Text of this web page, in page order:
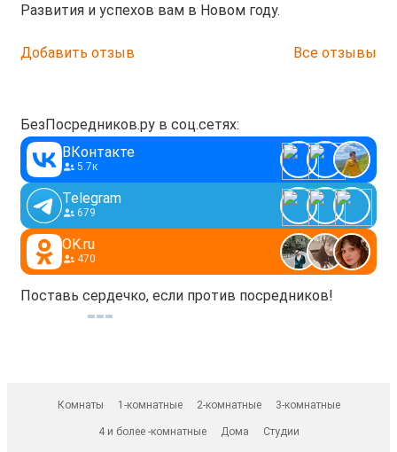
Развития и успехов вам в Новом году.
Добавить отзыв Все отзывы
БезПосредников.ру в соц.сетях:
ВКонтакте
5.7к
Telegram
679
OK.ru
470
Поставь сердечко, если против посредников!
Комнаты 1-комнатные 2-комнатные 3-комнатные
4 и более -комнатные Дома Студии